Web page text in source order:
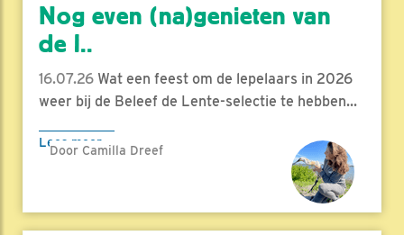
Nog even (na)genieten van
de l..
16.07.26 Wat een feest om de lepelaars in 2026
weer bij de Beleef de Lente-selectie te hebben...
Lees meer
Door Camilla Dreef